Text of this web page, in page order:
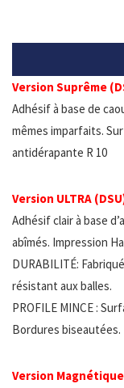
Version Suprême
Adhésif à base de
mêmes imparfaits.
antidérapante R 10
Version ULTRA
Adhésif clair à base
abîmés. Impression
DURABILITÉ:
résistant aux balles.
PROFILE MINCE :
Bordures biseautées.
Version Magnétique